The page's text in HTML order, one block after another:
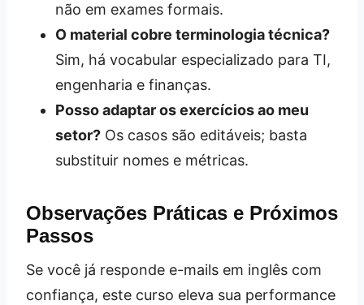
não em exames formais.
O material cobre terminologia técnica?
Sim, há vocabular especializado para TI,
engenharia e finanças.
Posso adaptar os exercícios ao meu
setor? Os casos são editáveis; basta
substituir nomes e métricas.
Observações Práticas e Próximos
Passos
Se você já responde e-mails em inglês com
confiança, este curso eleva sua performance